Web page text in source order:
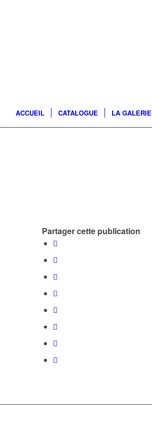
ACCUEIL CATALOGUE LA GALERIE
Partager cette publication